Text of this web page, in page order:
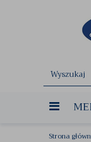
Strona